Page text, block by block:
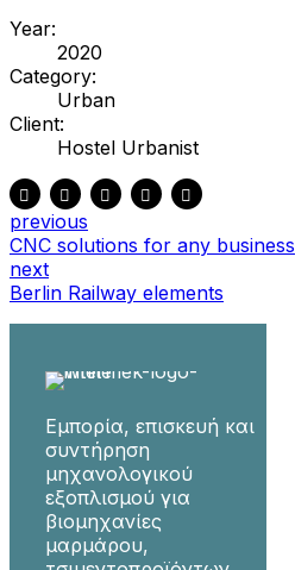
Year:
2020
Category:
Urban
Client:
Hostel Urbanist
previous
CNC solutions for any business
next
Berlin Railway elements
Εμπορία, επισκευή και
συντήρηση
μηχανολογικού
εξοπλισμού για
βιομηχανίες
μαρμάρου,